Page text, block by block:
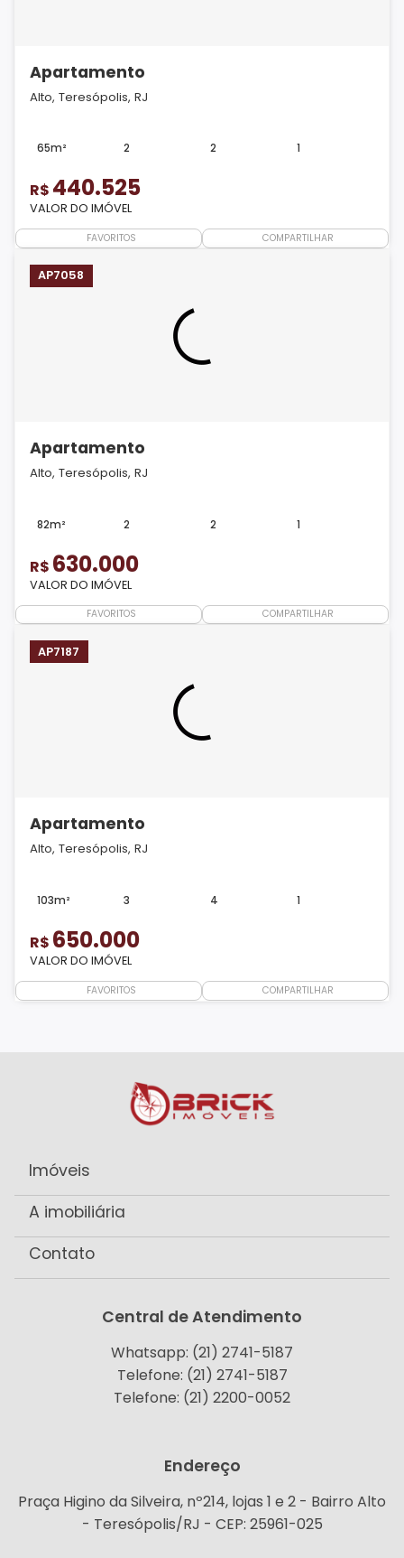
Apartamento
Alto, Teresópolis, RJ
65m² 2 2 1
R$ 440.525
VALOR DO IMÓVEL
FAVORITOS COMPARTILHAR
AP7058
Apartamento
Alto, Teresópolis, RJ
82m² 2 2 1
R$ 630.000
VALOR DO IMÓVEL
FAVORITOS COMPARTILHAR
AP7187
Apartamento
Alto, Teresópolis, RJ
103m² 3 4 1
R$ 650.000
VALOR DO IMÓVEL
FAVORITOS COMPARTILHAR
Imóveis
A imobiliária
Contato
Central de Atendimento
Whatsapp: (21) 2741-5187
Telefone: (21) 2741-5187
Telefone: (21) 2200-0052
Endereço
Praça Higino da Silveira, nº214, lojas 1 e 2 - Bairro Alto
- Teresópolis/RJ - CEP: 25961-025